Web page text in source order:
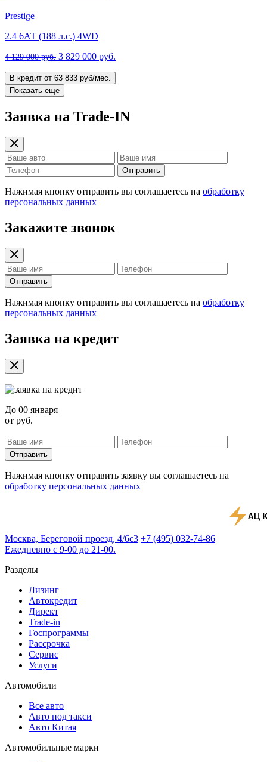
Prestige
2.4 6АТ (188 л.с.) 4WD
4 129 000 руб. 3 829 000 руб.
В кредит от 63 833 руб/мес.
Показать еще
Заявка на Trade-IN
Отправить
Нажимая кнопку отправить вы соглашаетесь на обработку
персональных данных
Закажите звонок
Отправить
Нажимая кнопку отправить вы соглашаетесь на обработку
персональных данных
Заявка на кредит
До 00 января
от руб.
Отправить
Нажимая кнопку отправить заявку вы соглашаетесь на
обработку персональных данных
Москва, Береговой проезд, 4/6с3 +7 (495) 032-74-86
Ежедневно с 9-00 до 21-00.
Разделы
Лизинг
Автокредит
Директ
Trade-in
Госпрограммы
Рассрочка
Сервис
Услуги
Автомобили
Все авто
Авто под такси
Авто Китая
Автомобильные марки